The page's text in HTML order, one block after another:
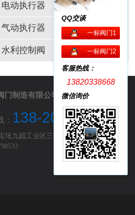
电动执行器
气动执行器
水利控制阀
门制造有限公司
： 138-2033-8668
坻九园工业区三号路
QQ交谈
一标阀门1
一标阀门2
客服热线：
13820338668
微信询价